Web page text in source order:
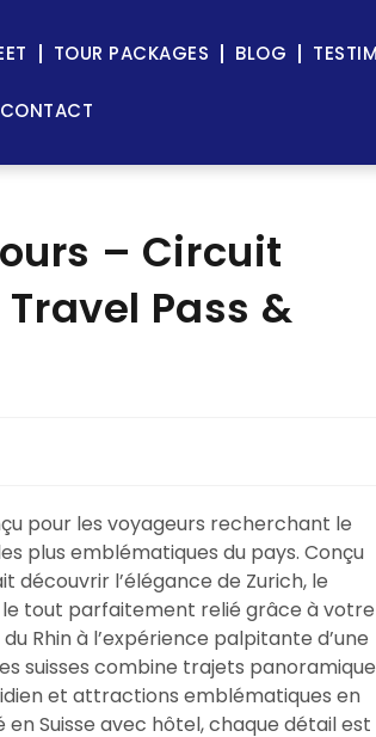
TOUR PACKAGES BLOG
CONTACT
– Circuit
Pass &
pour les voyageurs recherchant le
plus emblématiques du pays. Conçu
découvrir l’élégance de Zurich, le
tout parfaitement relié grâce à votre
Rhin à l’expérience palpitante d’une
suisses combine trajets
et attractions emblématiques en
Suisse avec hôtel, chaque détail est